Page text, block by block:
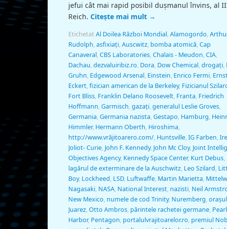
jefui cât mai rapid posibil duşmanul învins, al
Reich. Citește mai mult →
Etichetat Al Doilea Război Mondial,Alamogordo,
Rudolph,asfixiaţi,Auscwitz, bomba atomică,Cap
Canaveral,CBS Laboratories,Chalais - Meudon,CIA,
Dachau,dezvaluiribiz.ro, Dora, Dow Chemical,drogaţi,
Gruhn, Edgewood Arsenal, Einstein, Enrico Fermi,
Eckert,fizician american de la Berkeley, Fizicianul
Fort Bliss, Franklin Delano Roosevelt, Franta, Friedrich
Hoffmann,Garmisch,gazaţi,generalul Leslie Groves,
Germania,Germania nazista,Gestapo, Hamburg,
Himmler, Hermann Oberth, Hiroshima,
http://www.vrăjitoarero.com/, Huntsville,IG Farben,
Joliot- Curie, John F. Kennedy, John Mc Cloy, Joint
Objectives Agency, Kennedy Space Center, Kurt Debus,
lagărul de exterminare de la Auschwitz, Leo Szilard,
Boy, Lockheed, LSD, Luftwaffe, Martin Marietta,
Nagasaki, NASA, National Interest, nazisti, Neil
New Mexico, numele de cod Trinity, Nuremberg,oraşul
Juarez,Otto Ambros, părintele rachetei germane, Pearl
Harbor, Pentagon, portalulvrajitoarelor.ro, premiul